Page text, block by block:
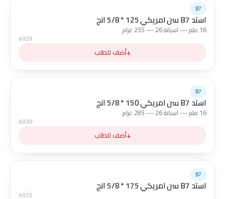
B7
استد B7 سن امريكي 125 * 5/8 انج
16 ملم --- اسبانة 26 --- 255 غرام
6029
+أضف للطلب
B7
استد B7 سن امريكي 150 * 5/8 انج
16 ملم --- اسبانة 26 --- 285 غرام
6030
+أضف للطلب
B7
استد B7 سن امريكي 175 * 5/8 انج
6031